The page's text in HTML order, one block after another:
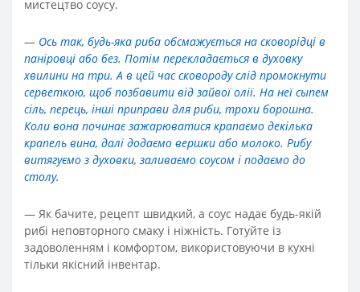
мистецтво соусу.
— Ось так, будь-яка риба обсмажується на сковорідці в
паніровці або без. Потім перекладається в духовку
хвилини на три. А в цей час сковороду слід промокнути
серветкою, щоб позбавити від зайвої олії. На неї сыпем
сіль, перець, інші приправи для риби, трохи борошна.
Коли вона починає зажарюватися крапаємо декілька
крапель вина, далі додаємо вершки або молоко. Рибу
витягуємо з духовки, заливаємо соусом і подаємо до
столу.
— Як бачите, рецепт швидкий, а соус надає будь-якій
рибі неповторного смаку і ніжність. Готуйте із
задоволенням і комфортом, використовуючи в кухні
тільки якісний інвентар.